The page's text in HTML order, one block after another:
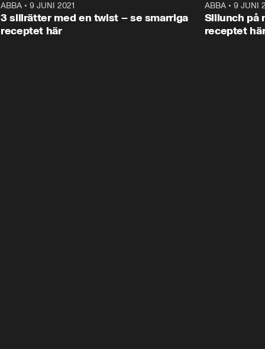
ABBA • 9 JUNI 2021
3 sillrätter med en twist – se smarriga
receptet här
ABBA• 9 JUNI
Sillunch på
receptet